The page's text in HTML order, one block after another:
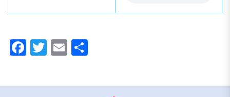
Facebook
Twitter
Email